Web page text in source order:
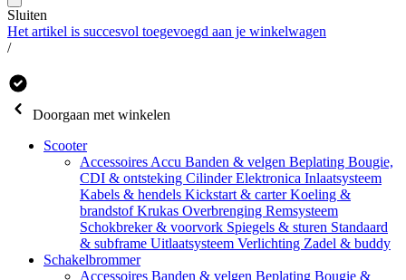
Sluiten
Het artikel is succesvol toegevoegd aan je winkelwagen
/
Doorgaan met winkelen
Scooter
Accessoires Accu Banden & velgen Beplating Bougie,
CDI & ontsteking CilinderElektronica Inlaatsysteem
Kabels & hendels Kickstart & carterKoeling &
brandstofKrukas Overbrenging Remsysteem
Schokbreker & voorvork Spiegels & sturen Standaard
& subframe Uitlaatsysteem Verlichting Zadel & buddy
Schakelbrommer
Accessoires Banden & velgen Beplating Bougie &